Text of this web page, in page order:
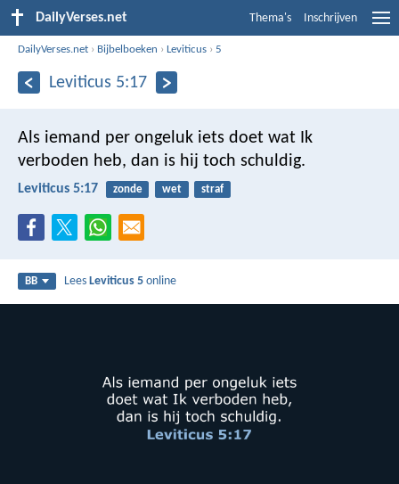
DailyVerses.net Thema's Inschrijven
DailyVerses.net › Bijbelboeken ›Leviticus ›5
Leviticus 5:17
Als iemand per ongeluk iets doet wat Ik
verboden heb, dan is hij toch schuldig.
Leviticus 5:17 zonde wet straf
BB LeesLeviticus 5 online